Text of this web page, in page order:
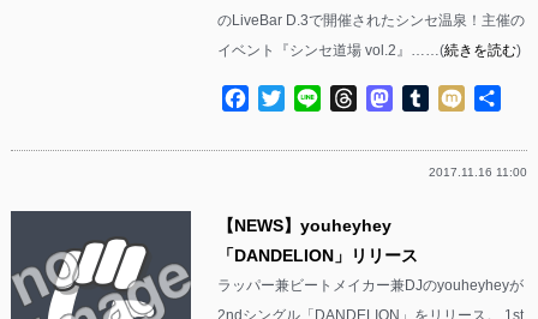
のLiveBar D.3で開催されたシンセ温泉！主催の
イベント『シンセ道場 vol.2』……(続きを読む)
Facebook
TwitterLine ThreadsMastodon
Tumblr
Mixi
2017.11.16 11:00
【NEWS】youheyhey
「DANDELION」リリース
ラッパー兼ビートメイカー兼DJのyouheyheyが
2ndシングル「DANDELION」をリリース。 1st